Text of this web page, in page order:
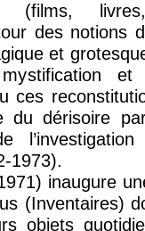
livres,
des notions
et
et
ces
dérisoire
1973).
inaugure
(Inventaires)
objets